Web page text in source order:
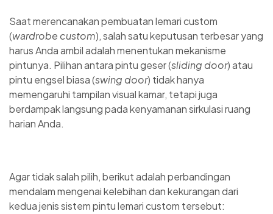
Saat merencanakan pembuatan lemari custom
(wardrobe custom), salah satu keputusan terbesar yang
harus Anda ambil adalah menentukan mekanisme
pintunya. Pilihan antara pintu geser (sliding door) atau
pintu engsel biasa (swing door) tidak hanya
memengaruhi tampilan visual kamar, tetapi juga
berdampak langsung pada kenyamanan sirkulasi ruang
harian Anda.
Agar tidak salah pilih, berikut adalah perbandingan
mendalam mengenai kelebihan dan kekurangan dari
kedua jenis sistem pintu lemari custom tersebut: